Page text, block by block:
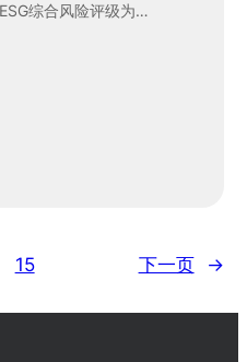
综合风险评级为…
15 下一页 →